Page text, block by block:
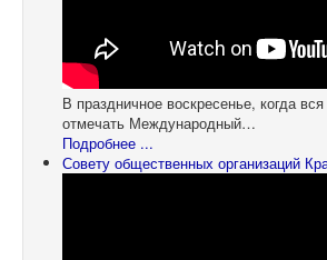
В праздничное воскресенье, когда
отмечать Международный…
Подробнее ...
Совету общественных организаций